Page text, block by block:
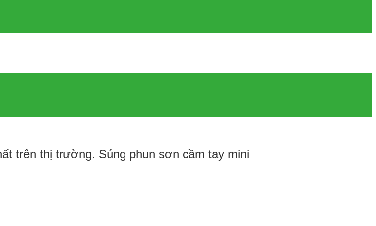
trên thị trường. Súng phun sơn cầm tay mini